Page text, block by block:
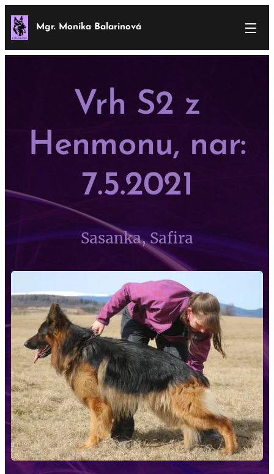
Mgr. Monika Balarinová
Vrh S2 z
Henmonu, nar:
7.5.2021
Sasanka, Safira